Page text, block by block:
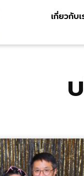
เกี่ยวกับเ